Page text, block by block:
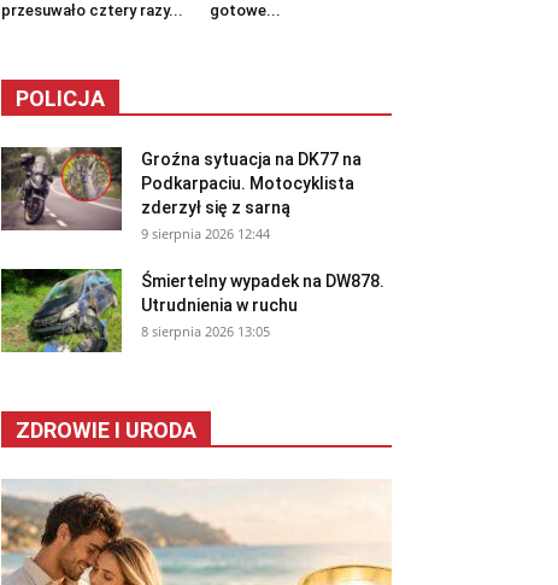
przesuwało cztery razy...
gotowe...
POLICJA
Groźna sytuacja na DK77 na
Podkarpaciu. Motocyklista
zderzył się z sarną
9 sierpnia 2026 12:44
Śmiertelny wypadek na DW878.
Utrudnienia w ruchu
8 sierpnia 2026 13:05
ZDROWIE I URODA